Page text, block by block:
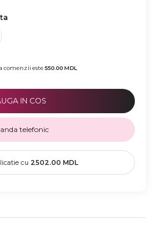
comenzii este550.00MDL
IN COS
telefonic
cu 2502.00 MDL